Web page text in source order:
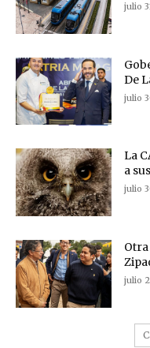
julio
De
julio
La
a
julio
julio